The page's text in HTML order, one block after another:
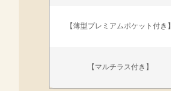
【薄型プレミアムポケット付き】
【マルチラス付き】